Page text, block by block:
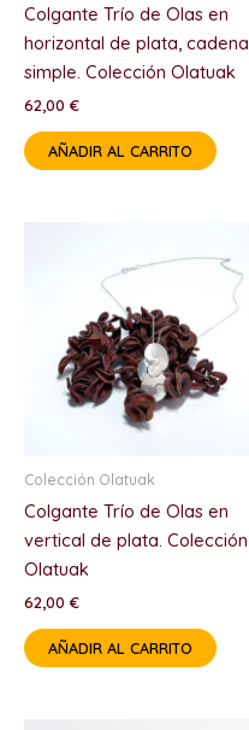
Colgante Trío de Olas en
horizontal de plata, cadena
simple. Colección Olatuak
62,00 €
AÑADIR AL CARRITO
Colección Olatuak
Colgante Trío de Olas en
vertical de plata. Colección
Olatuak
62,00 €
AÑADIR AL CARRITO